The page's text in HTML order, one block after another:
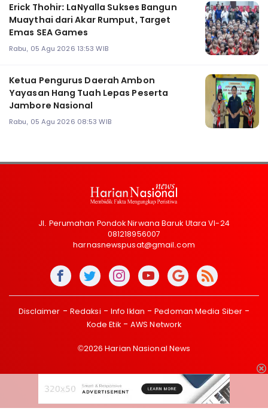
Erick Thohir: LaNyalla Sukses Bangun
Muaythai dari Akar Rumput, Target
Emas SEA Games
Rabu, 05 Agu 2026 13:53 WIB
Ketua Pengurus Daerah Ambon
Yayasan Hang Tuah Lepas Peserta
Jambore Nasional
Rabu, 05 Agu 2026 08:53 WIB
Jl. Perumahan Pondok Nirwana Baruk Utara VI-24
081218956007
harnasnewspusat@gmail.com
Disclaimer Redaksi Info Iklan
Pedoman Media Siber
Kode Etik
AWS Network
©2026 Harian Nasional News